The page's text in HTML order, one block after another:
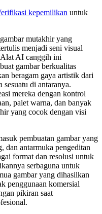
kepemilikan untuk
mutakhir yang
menjadi seni visual
AI canggih ini
gambar berkualitas
beragam gaya artistik dari
sesuatu di antaranya.
mereka dengan kontrol
palet warna, dan banyak
yang cocok dengan visi
pembuatan gambar yang
dan antarmuka pengeditan
format dan resolusi untuk
serbaguna untuk
gambar yang dihasilkan
penggunaan komersial
pikiran saat